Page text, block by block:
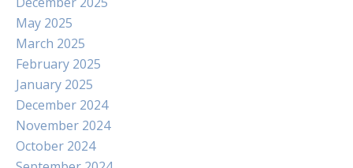
May 2025
March 2025
February 2025
January 2025
December 2024
November 2024
October 2024